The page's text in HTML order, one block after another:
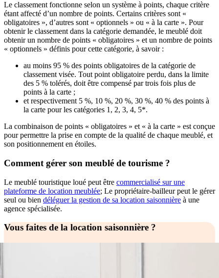
Le classement fonctionne selon un système à points, chaque critère
étant affecté d’un nombre de points. Certains critères sont «
obligatoires », d’autres sont « optionnels » ou « à la carte ». Pour
obtenir le classement dans la catégorie demandée, le meublé doit
obtenir un nombre de points « obligatoires » et un nombre de points
« optionnels » définis pour cette catégorie, à savoir :
au moins 95 % des points obligatoires de la catégorie de
classement visée. Tout point obligatoire perdu, dans la limite
des 5 % tolérés, doit être compensé par trois fois plus de
points à la carte ;
et respectivement 5 %, 10 %, 20 %, 30 %, 40 % des points à
la carte pour les catégories 1, 2, 3, 4, 5*.
La combinaison de points « obligatoires » et « à la carte » est conçue
pour permettre la prise en compte de la qualité de chaque meublé, et
son positionnement en étoiles.
Comment gérer son meublé de tourisme ?
Le meublé touristique loué peut être commercialisé sur une
plateforme de location meublée; Le propriétaire-bailleur peut le gérer
seul ou bien déléguer la gestion de sa location saisonnière à une
agence spécialisée.
Vous faites de la location saisonnière ?